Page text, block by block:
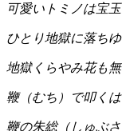
可愛いトミノは宝
ひとり地獄に落ちゆ
地獄くらやみ花も無
鞭（むち）で叩く
鞭の朱総（しゅぶさ